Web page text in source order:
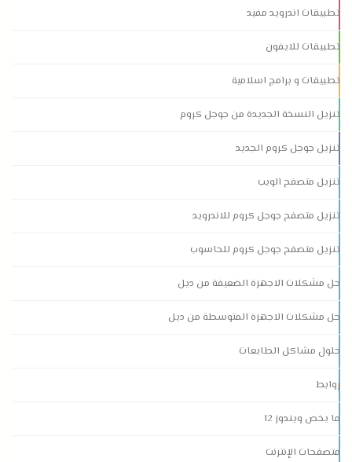
تطبيقات اندرويد مفيد
تطبيقات للايفون
تطبيقات و برامج اسلامية
تنزيل النسخة الجديدة من جوجل كروم
تنزيل جوجل كروم الجديد
تنزيل متصفح الويب
تنزيل متصفح جوجل كروم للاندرويد
تنزيل متصفح جوجل كروم للحاسوب
حل مشكلات الاجهزة الضعيفة من ديل
حل مشكلات الاجهزة المتوسطة من ديل
حلول مشاكل الطابعات
روابط
ما يخص ويندوز 12
متصفحات الإنترنت